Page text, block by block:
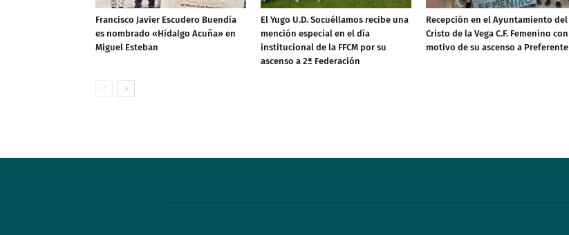
Francisco Javier Escudero Buendía
es nombrado «Hidalgo Acuña» en
Miguel Esteban
El Yugo U.D. Socuéllamos recibe una
mención especial en el día
institucional de la FFCM por su
ascenso a 2ª Federación
Recepción en el Ayuntamiento del
Cristo de la Vega C.F. Femenino con
motivo de su ascenso a Preferente